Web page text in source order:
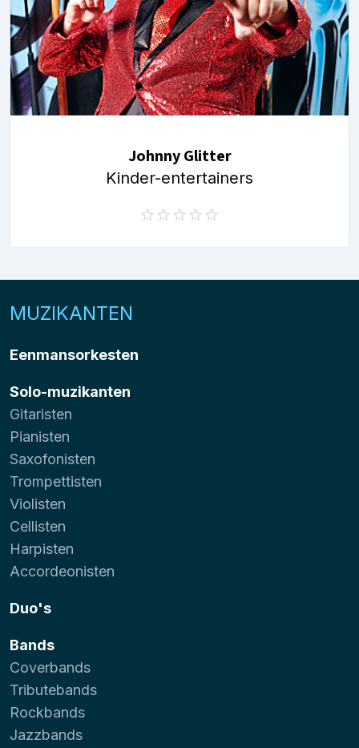
Johnny Glitter
Kinder-entertainers
MUZIKANTEN
Eenmansorkesten
Solo-muzikanten
Gitaristen
Pianisten
Saxofonisten
Trompettisten
Violisten
Cellisten
Harpisten
Accordeonisten
Duo's
Bands
Coverbands
Tributebands
Rockbands
Jazzbands